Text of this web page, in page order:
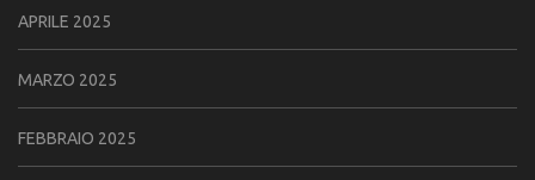
APRILE 2025
MARZO 2025
FEBBRAIO 2025